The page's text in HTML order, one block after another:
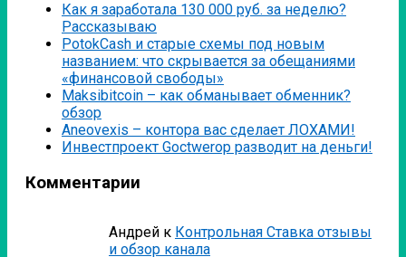
Как я заработала 130 000 руб. за неделю?
Рассказываю
PotokCash и старые схемы под новым
названием: что скрывается за обещаниями
«финансовой свободы»
Мaksibitcoin – как обманывает обменник?
обзор
Аneovexis – контора вас сделает ЛОХАМИ!
Инвестпроект Goctwerop разводит на деньги!
Комментарии
Андрей к Контрольная Ставка отзывы
и обзор канала